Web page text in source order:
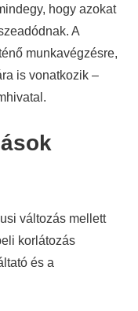
hogy azokat
A
munkavégzésre,
is vonatkozik –
változás mellett
korlátozás
és a